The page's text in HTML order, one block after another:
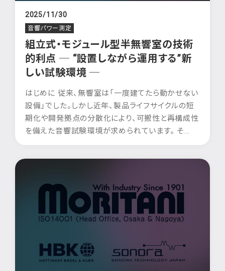
2025/11/30
音響パワー測定
組立式・モジュール型半無響室の技術
的利点 ─ “設置しながら運用する”新
しい試験環境 ─
はじめに 従来、無響室は「一度建てたら動かせない
設備」でした。しかし近年、製品ライフサイクルの短
期化や開発拠点の分散化により、可搬性と再構成性
を備えた音響試験環境が求められています。 そ...